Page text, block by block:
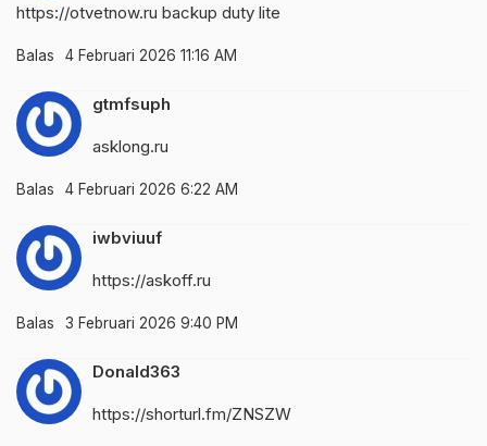
https://otvetnow.ru backup duty lite
Balas 4 Februari 2026 11:16 AM
gtmfsuph
asklong.ru
Balas 4 Februari 2026 6:22 AM
iwbviuuf
https://askoff.ru
Balas 3 Februari 2026 9:40 PM
Donald363
https://shorturl.fm/ZNSZW